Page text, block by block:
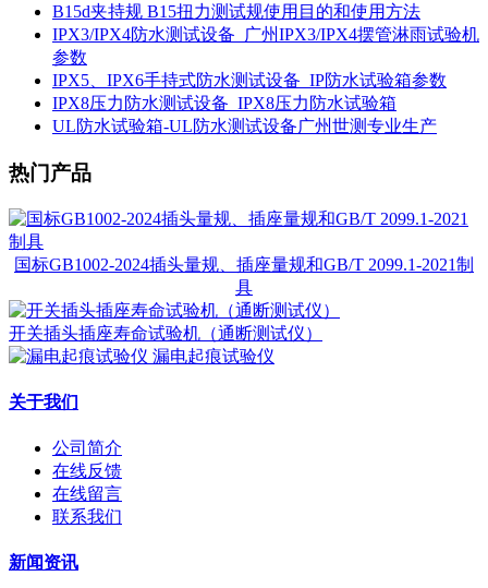
B15d夹持规 B15扭力测试规使用目的和使用方法
IPX3/IPX4防水测试设备_广州IPX3/IPX4摆管淋雨试验机
参数
IPX5、IPX6手持式防水测试设备_IP防水试验箱参数
IPX8压力防水测试设备_IPX8压力防水试验箱
UL防水试验箱-UL防水测试设备广州世测专业生产
热门产品
国标GB1002-2024插头量规、插座量规和GB/T 2099.1-2021制
具
开关插头插座寿命试验机（通断测试仪）
漏电起痕试验仪
关于我们
公司简介
在线反馈
在线留言
联系我们
新闻资讯